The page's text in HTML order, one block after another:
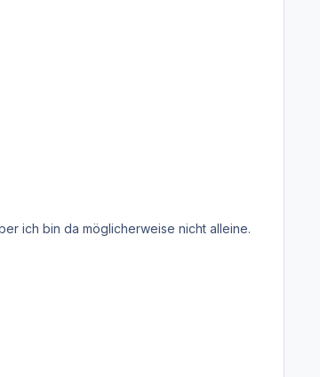
ich gemacht, ohne Erfolg. Ist irgendwie eigenartig, dass sonst alle scenerys die ich habe Bäume anzeigen, nur LEBL nicht. Aber ich bin da möglicherweise nicht alleine.